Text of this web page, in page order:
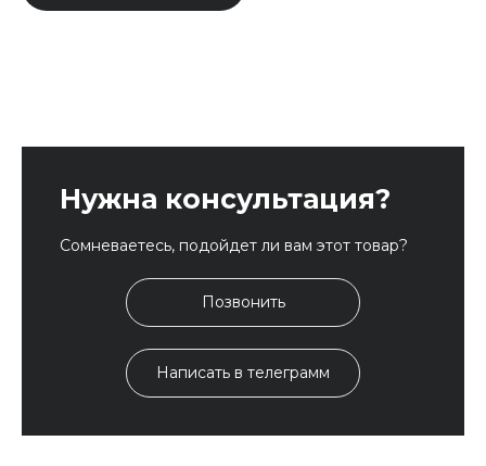
Нужна консультация?
Сомневаетесь, подойдет ли вам этот товар?
Позвонить
Написать в телеграмм